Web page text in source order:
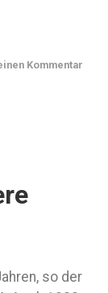
Kommentar
so der